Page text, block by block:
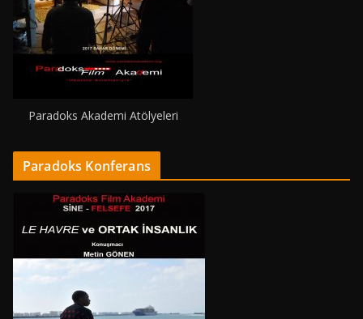
Paradoks Akademi Atölyeleri
Paradoks Konferans